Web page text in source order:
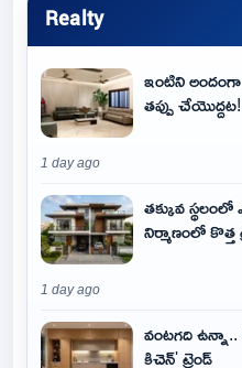
Realty
ఇంటిని
తప్పు చేయొద్దట!
1 day ago
తక్కువ స్థలంలో
నిర్మాణంలో కొత్త
1 day ago
వంటగది ఉన్నా..
కిచెన్' ట్రెండ్